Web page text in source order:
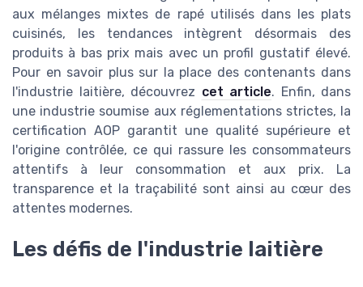
aux mélanges mixtes de rapé utilisés dans les plats
cuisinés, les tendances intègrent désormais des
produits à bas prix mais avec un profil gustatif élevé.
Pour en savoir plus sur la place des contenants dans
l'industrie laitière, découvrez cet article. Enfin, dans
une industrie soumise aux réglementations strictes, la
certification AOP garantit une qualité supérieure et
l'origine contrôlée, ce qui rassure les consommateurs
attentifs à leur consommation et aux prix. La
transparence et la traçabilité sont ainsi au cœur des
attentes modernes.
Les défis de l'industrie laitière